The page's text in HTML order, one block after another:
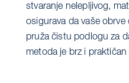
stvaranje nelepljivog,
osigurava da vaše
pruža čistu podlogu za
metoda je brz i praktičan